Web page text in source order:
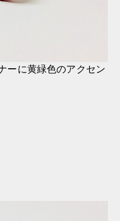
ーに黄緑色のアクセン